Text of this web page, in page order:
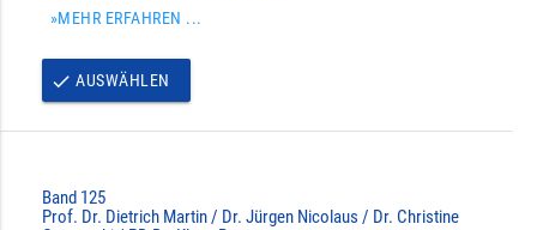
»MEHR ERFAHREN ...
done AUSWÄHLEN
Band 125
Prof. Dr. Dietrich Martin / Dr. Jürgen Nicolaus / Dr. Christine